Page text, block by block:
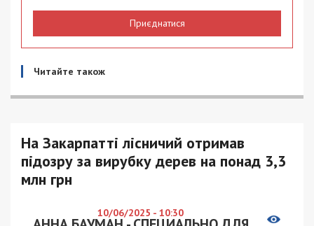
Приєднатися
Читайте також
На Закарпатті лісничий отримав
підозру за вирубку дерев на понад 3,3
млн грн
10/06/2025 - 10:30